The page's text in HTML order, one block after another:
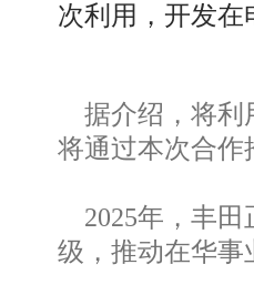
次利用，开发在
据介绍，将利
将通过本次合作
2025年，丰田
级，推动在华事